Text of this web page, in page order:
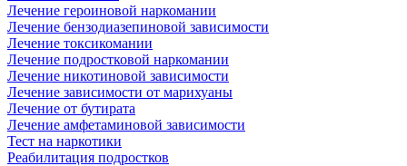
Лечение героиновой наркомании
Лечение бензодиазепиновой зависимости
Лечение токсикомании
Лечение подростковой наркомании
Лечение никотиновой зависимости
Лечение зависимости от марихуаны
Лечение от бутирата
Лечение амфетаминовой зависимости
Тест на наркотики
Реабилитация подростков